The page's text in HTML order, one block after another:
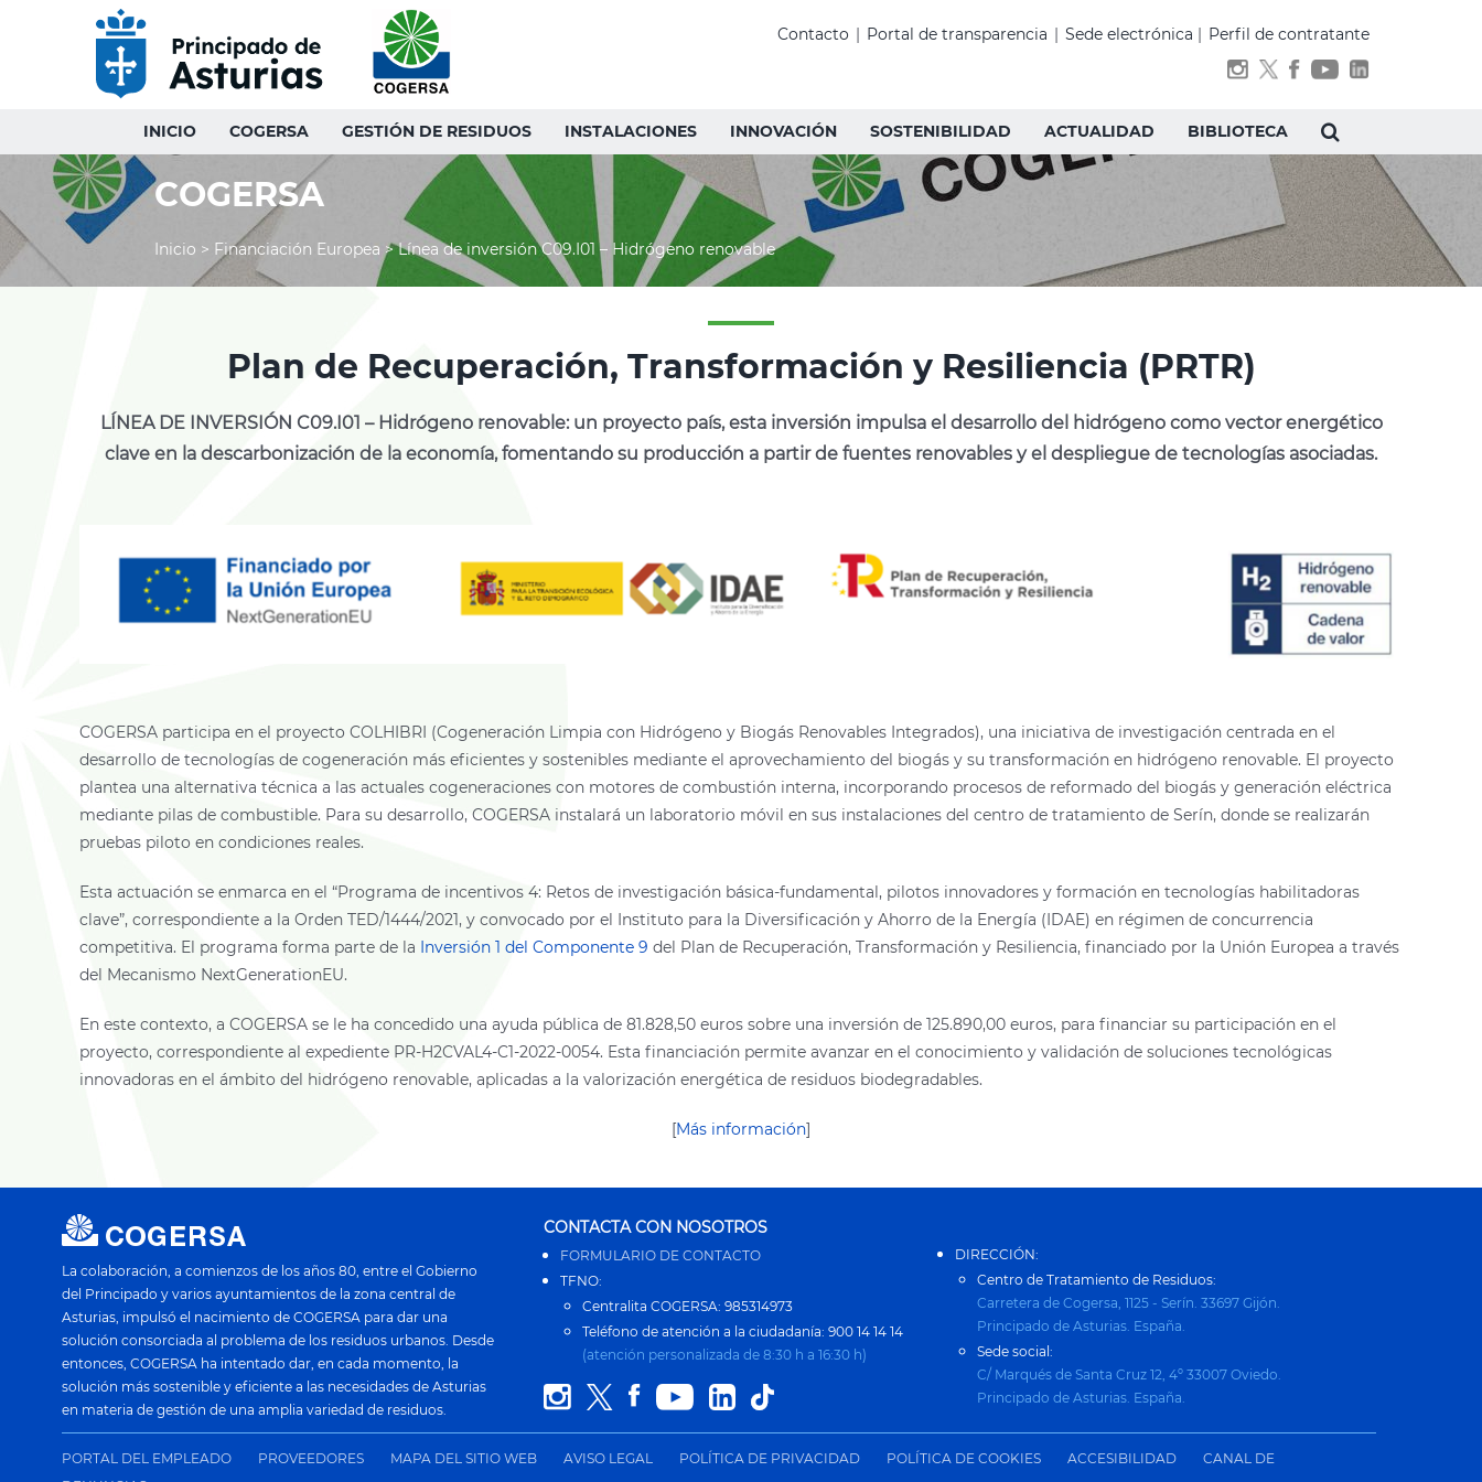
Contacto | Portal de transparencia | Sede electrónica | Perfil de contratante
INICIO COGERSA GESTIÓN DE RESIDUOS INSTALACIONES INNOVACIÓN SOSTENIBILIDAD ACTUALIDAD BIBLIOTECA
COGERSA
Inicio > Financiación Europea >Línea de inversión C09.I01 – Hidrógeno renovable
Plan de Recuperación, Transformación y Resiliencia (PRTR)
LÍNEA DE INVERSIÓN C09.I01 – Hidrógeno renovable: un proyecto país, esta inversión impulsa el desarrollo del hidrógeno como vector energético
clave en la descarbonización de la economía, fomentando su producción a partir de fuentes renovables y el despliegue de tecnologías asociadas.
COGERSA participa en el proyecto COLHIBRI (Cogeneración Limpia con Hidrógeno y Biogás Renovables Integrados), una iniciativa de investigación centrada en el
desarrollo de tecnologías de cogeneración más eficientes y sostenibles mediante el aprovechamiento del biogás y su transformación en hidrógeno renovable. El proyecto
plantea una alternativa técnica a las actuales cogeneraciones con motores de combustión interna, incorporando procesos de reformado del biogás y generación eléctrica
mediante pilas de combustible. Para su desarrollo, COGERSA instalará un laboratorio móvil en sus instalaciones del centro de tratamiento de Serín, donde se realizarán
pruebas piloto en condiciones reales.
Esta actuación se enmarca en el “Programa de incentivos 4: Retos de investigación básica-fundamental, pilotos innovadores y formación en tecnologías habilitadoras
clave”, correspondiente a la Orden TED/1444/2021, y convocado por el Instituto para la Diversificación y Ahorro de la Energía (IDAE) en régimen de concurrencia
competitiva. El programa forma parte de la Inversión 1 del Componente 9 del Plan de Recuperación, Transformación y Resiliencia, financiado por la Unión Europea a través
del Mecanismo NextGenerationEU.
En este contexto, a COGERSA se le ha concedido una ayuda pública de 81.828,50 euros sobre una inversión de 125.890,00 euros, para financiar su participación en el
proyecto, correspondiente al expediente PR-H2CVAL4-C1-2022-0054. Esta financiación permite avanzar en el conocimiento y validación de soluciones tecnológicas
innovadoras en el ámbito del hidrógeno renovable, aplicadas a la valorización energética de residuos biodegradables.
[Más información]
La colaboración, a comienzos de los años 80, entre el Gobierno
del Principado y varios ayuntamientos de la zona central de
Asturias, impulsó el nacimiento de COGERSA para dar una
solución consorciada al problema de los residuos urbanos. Desde
entonces, COGERSA ha intentado dar, en cada momento, la
solución más sostenible y eficiente a las necesidades de Asturias
en materia de gestión de una amplia variedad de residuos.
CONTACTA CON NOSOTROS
FORMULARIO DE CONTACTO
TFNO:
Centralita COGERSA: 985314973
Teléfono de atención a la ciudadanía: 900 14 14 14
(atención personalizada de 8:30 h a 16:30 h)
DIRECCIÓN:
Centro de Tratamiento de Residuos:
Carretera de Cogersa, 1125 - Serín. 33697 Gijón.
Principado de Asturias. España.
Sede social:
C/ Marqués de Santa Cruz 12, 4º 33007 Oviedo.
Principado de Asturias. España.
PORTAL DEL EMPLEADO PROVEEDORES MAPA DEL SITIO WEB AVISO LEGAL POLÍTICA DE PRIVACIDAD POLÍTICA DE COOKIES ACCESIBILIDAD
CANAL DE